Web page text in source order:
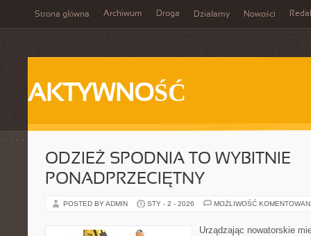
Strona główna Archiwum Droga Działamy Nowości
AKTYWNOŚĆ
ODZIEŻ SPODNIA TO WYBITNIE
PONADPRZECIĘTNY
POSTED BY ADMIN STY - 2 - 2026 MOŻLIWOŚĆ
Urządzając nowatorskie